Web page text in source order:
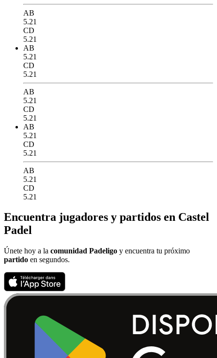
AB
5.21
CD
5.21
AB
5.21
CD
5.21
AB
5.21
CD
5.21
AB
5.21
CD
5.21
AB
5.21
CD
5.21
Encuentra jugadores y partidos en Castel
Padel
Únete hoy a la comunidad Padeligo y encuentra tu próximo
partido en segundos.